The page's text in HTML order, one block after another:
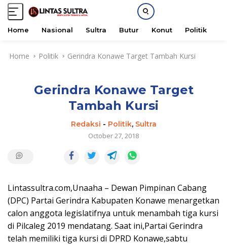
Home Nasional Sultra Butur Konut Politik
Home Politik Gerindra Konawe Target Tambah Kursi
Gerindra Konawe Target
Tambah Kursi
Redaksi - Politik, Sultra
October 27, 2018
Lintassultra.com,Unaaha – Dewan Pimpinan Cabang
(DPC) Partai Gerindra Kabupaten Konawe menargetkan
calon anggota legislatifnya untuk menambah tiga kursi
di Pilcaleg 2019 mendatang. Saat ini,Partai Gerindra
telah memiliki tiga kursi di DPRD Konawe,sabtu